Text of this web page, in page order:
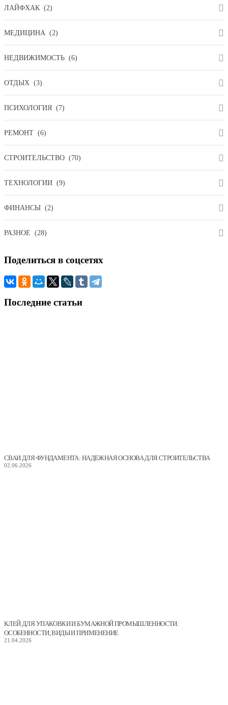
ЛАЙФХАК (2)
МЕДИЦИНА (2)
НЕДВИЖИМОСТЬ (6)
ОТДЫХ (3)
ПСИХОЛОГИЯ (7)
РЕМОНТ (6)
СТРОИТЕЛЬСТВО (70)
ТЕХНОЛОГИИ (9)
ФИНАНСЫ (2)
РАЗНОЕ (28)
Поделиться в соцсетях
Последние статьи
СВАИ ДЛЯ ФУНДАМЕНТА: НАДЕЖНАЯ ОСНОВА ДЛЯ СТРОИТЕЛЬСТВА
02.06.2026
КЛЕЙ ДЛЯ УПАКОВКИ И БУМАЖНОЙ ПРОМЫШЛЕННОСТИ:
ОСОБЕННОСТИ, ВИДЫ И ПРИМЕНЕНИЕ
21.04.2026